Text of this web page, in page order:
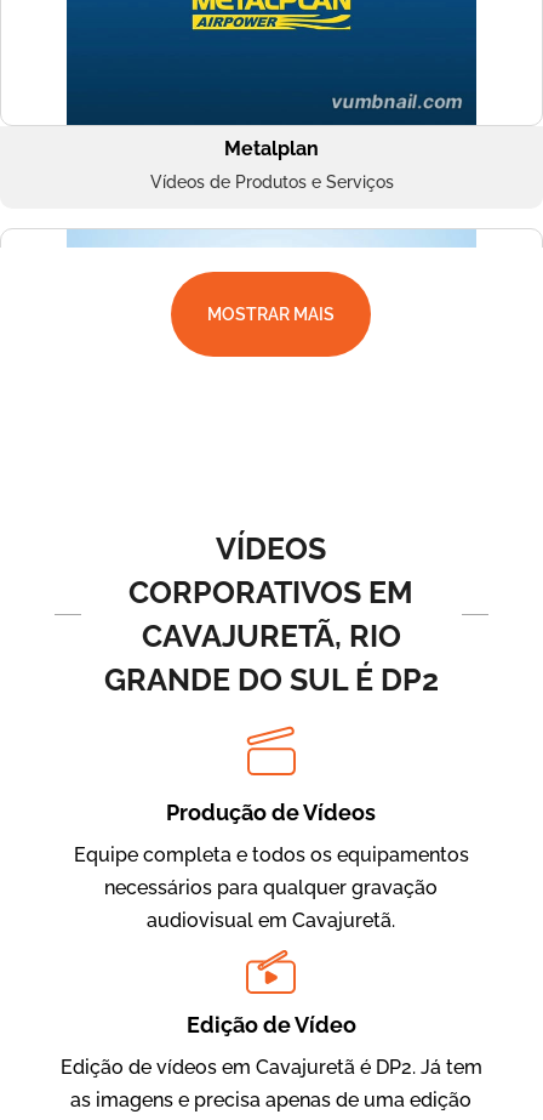
Metalplan
Vídeos de Produtos e Serviços
BRF Parceiros
Vídeos de Integração e Segurança
MOSTRAR MAIS
VÍDEOS
CORPORATIVOS EM
CAVAJURETÃ, RIO
GRANDE DO SUL É DP2
Produção de Vídeos
Equipe completa e todos os equipamentos
necessários para qualquer gravação
audiovisual em Cavajuretã.
Edição de Vídeo
Edição de vídeos em Cavajuretã é DP2. Já tem
as imagens e precisa apenas de uma edição